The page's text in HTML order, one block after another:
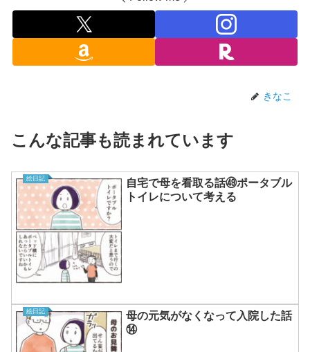
きなこ
こんな記事も読まれています
絵日記
自宅で母を看取る話㊾ポータブル
トイレについて考える
絵日記
母の元気がなくなって入院した話
⑭